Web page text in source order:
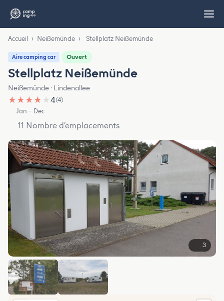
Accueil › Neißemünde › Stellplatz Neißemünde
Aire camping car Ouvert
Stellplatz Neißemünde
Neißemünde · Lindenallee
★ ★ ★ ★ ★4(4)
Jan – Dec
11 Nombre d’emplacements
3